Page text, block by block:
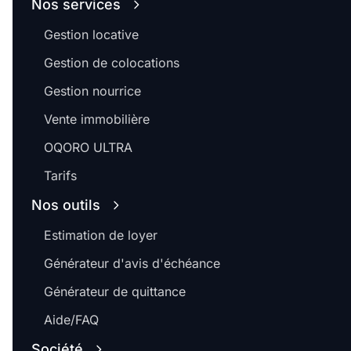
Nos services
Gestion locative
Gestion de colocations
Gestion nourrice
Vente immobilière
OQORO ULTRA
Tarifs
Nos outils
Estimation de loyer
Générateur d'avis d'échéance
Générateur de quittance
Aide/FAQ